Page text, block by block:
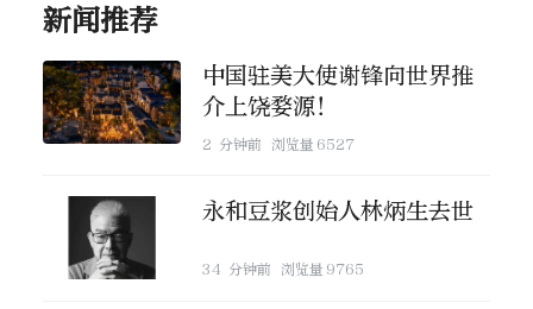
新闻推荐
中国驻美大使谢锋向世界推
介上饶婺源！
2 分钟前 浏览量 6527
永和豆浆创始人林炳生去世
34 分钟前 浏览量 9765